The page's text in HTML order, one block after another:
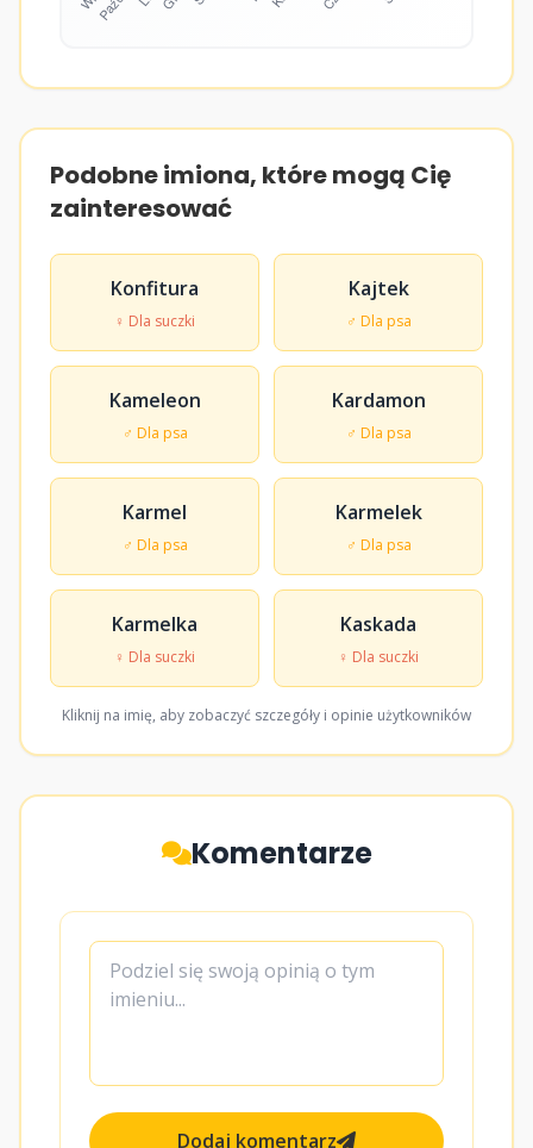
Podobne imiona, które mogą Cię
zainteresować
Konfitura
♀ Dla suczki
Kajtek
♂ Dla psa
Kameleon
♂ Dla psa
Kardamon
♂ Dla psa
Karmel
♂ Dla psa
Karmelek
♂ Dla psa
Karmelka
♀ Dla suczki
Kaskada
♀ Dla suczki
Kliknij na imię, aby zobaczyć szczegóły i opinie użytkowników
Komentarze
Dodaj komentarz